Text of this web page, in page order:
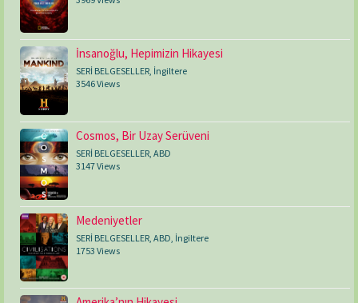
İnsanoğlu, Hepimizin Hikayesi
SERİ BELGESELLER, İngiltere
3546 Views
Cosmos, Bir Uzay Serüveni
SERİ BELGESELLER ABD
3147 Views
Medeniyetler
SERİ BELGESELLER ABD İngiltere
1753 Views